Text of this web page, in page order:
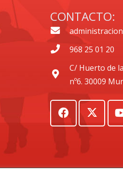
CONTACTO:
968 25 01 20
C/ Huerto de
nº6. 30009